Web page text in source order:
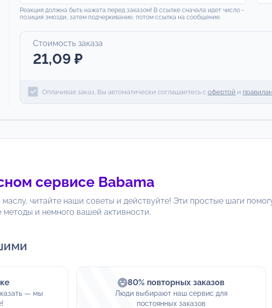
Реакция должна быть нажата перед заказом! В ссылке сначала идет число -
позиция эмозди, затем подчеркивание, потом ссылка на сообщение.
Стоимость заказа
21,09 ₽
Оплачивая заказ, Вы автоматически соглашаетесь с офертой и
сервисе Babama
читайте наши советы и действуйте! Эти простые шаги
и немного вашей активности.
— мы
80% повторных заказов
Люди выбирают наш сервис для
постоянных заказов